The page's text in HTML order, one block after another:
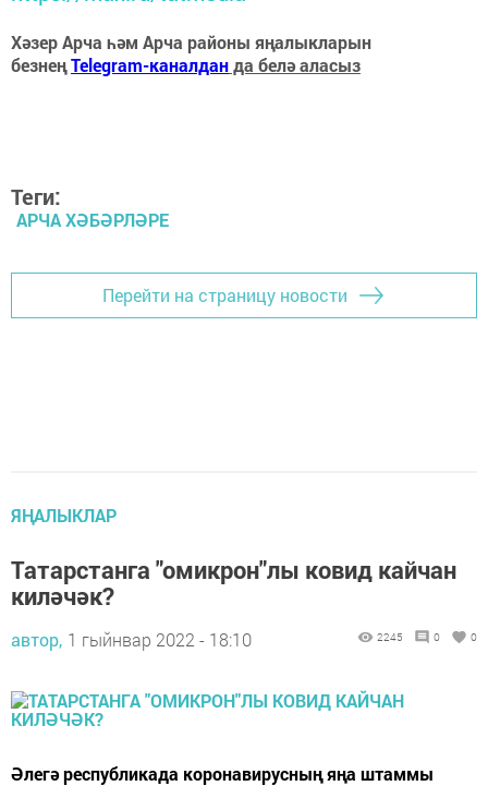
Хәзер Арча һәм Арча районы яңалыкларын
безнеңTelegram-каналданда белә аласыз
Теги:
АРЧА ХӘБӘРЛӘРЕ
Перейти на страницу новости
ЯҢАЛЫКЛАР
Татарстанга "омикрон"лы ковид кайчан
киләчәк?
автор, 1 гыйнвар 2022 - 18:10 2245 0 0
Әлегә республикада коронавирусның яңа штаммы